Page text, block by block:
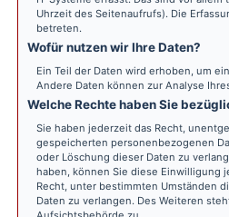
Uhrzeit des Seitenaufrufs). Die
betreten.
Wofür nutzen wir Ihre Daten?
Ein Teil der Daten wird erhoben, um
Andere Daten können zur Analyse
Welche Rechte haben Sie
Sie haben jederzeit das Recht,
gespeicherten personenbezogenen
oder Löschung dieser Daten zu
haben, können Sie diese Einwilligung
Recht, unter bestimmten Umständen
Daten zu verlangen. Des Weiteren